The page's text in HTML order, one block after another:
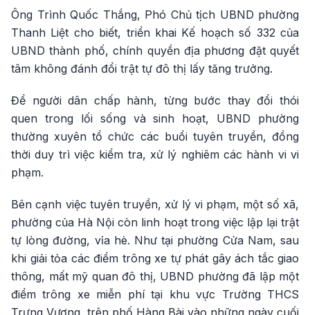
Ông Trình Quốc Thắng, Phó Chủ tịch UBND phường
Thanh Liệt cho biết, triển khai Kế hoạch số 332 của
UBND thành phố, chính quyền địa phương đặt quyết
tâm không đánh đổi trật tự đô thị lấy tăng trưởng.
Để người dân chấp hành, từng bước thay đổi thói
quen trong lối sống và sinh hoạt, UBND phường
thường xuyên tổ chức các buổi tuyên truyền, đồng
thời duy trì việc kiểm tra, xử lý nghiêm các hành vi vi
phạm.
Bên cạnh việc tuyên truyền, xử lý vi phạm, một số xã,
phường của Hà Nội còn linh hoạt trong việc lập lại trật
tự lòng đường, vỉa hè. Như tại phường Cửa Nam, sau
khi giải tỏa các điểm trông xe tự phát gây ách tắc giao
thông, mất mỹ quan đô thị, UBND phường đã lập một
điểm trông xe miễn phí tại khu vực Trường THCS
Trưng Vương, trên phố Hàng Bài vào những ngày cuối